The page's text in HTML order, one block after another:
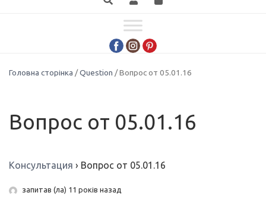
Головна сторінка /Question / Вопрос от 05.01.16
Вопрос от 05.01.16
Консультация › Вопрос от 05.01.16
запитав (ла) 11 років назад